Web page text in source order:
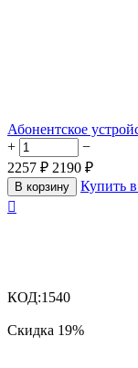
Абонентское
+
−
2257 ₽ 2190 ₽
В корзину
Купить

КОД:1540
Скидка 19%